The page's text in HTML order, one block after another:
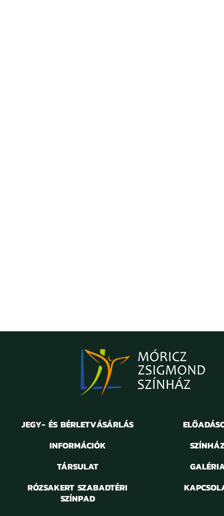
JEGY- ÉS BÉRLETVÁSÁRLÁS
INFORMÁCIÓK
TÁRSULAT
RÓZSAKERT SZABADTÉRI
SZÍNPAD